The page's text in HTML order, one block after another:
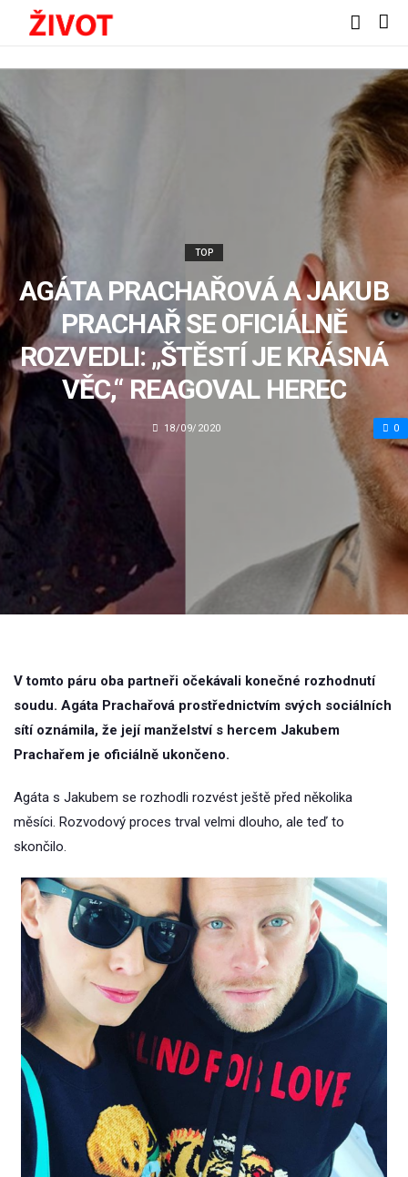
TOP
AGÁTA PRACHAŘOVÁ A JAKUB
PRACHAŘ SE OFICIÁLNĚ
ROZVEDLI: „ŠTĚSTÍ JE KRÁSNÁ
VĚC,“ REAGOVAL HEREC
18/09/2020 0
V tomto páru oba partneři očekávali konečné rozhodnutí
soudu. Agáta Prachařová prostřednictvím svých sociálních
sítí oznámila, že její manželství s hercem Jakubem
Prachařem je oficiálně ukončeno.
Agáta s Jakubem se rozhodli rozvést ještě před několika
měsíci. Rozvodový proces trval velmi dlouho, ale teď to
skončilo.